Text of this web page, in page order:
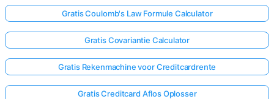
Gratis Coulomb's Law Formule Calculator
Gratis Covariantie Calculator
Gratis Rekenmachine voor Creditcardrente
Gratis Creditcard Aflos Oplosser